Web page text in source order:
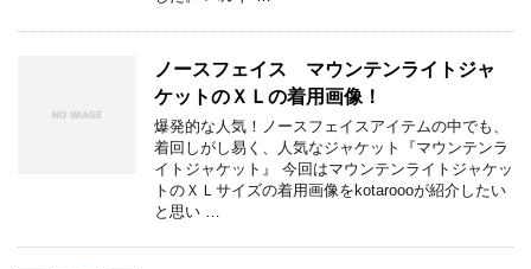
ノースフェイス マウンテンライトジャ
ケットのＸＬの着用画像！
爆発的な人気！ノースフェイスアイテムの中でも、
着回しがし易く、人気なジャケット『マウンテンラ
イトジャケット』 今回はマウンテンライトジャケッ
トのＸＬサイズの着用画像をkotaroooが紹介したい
と思い …